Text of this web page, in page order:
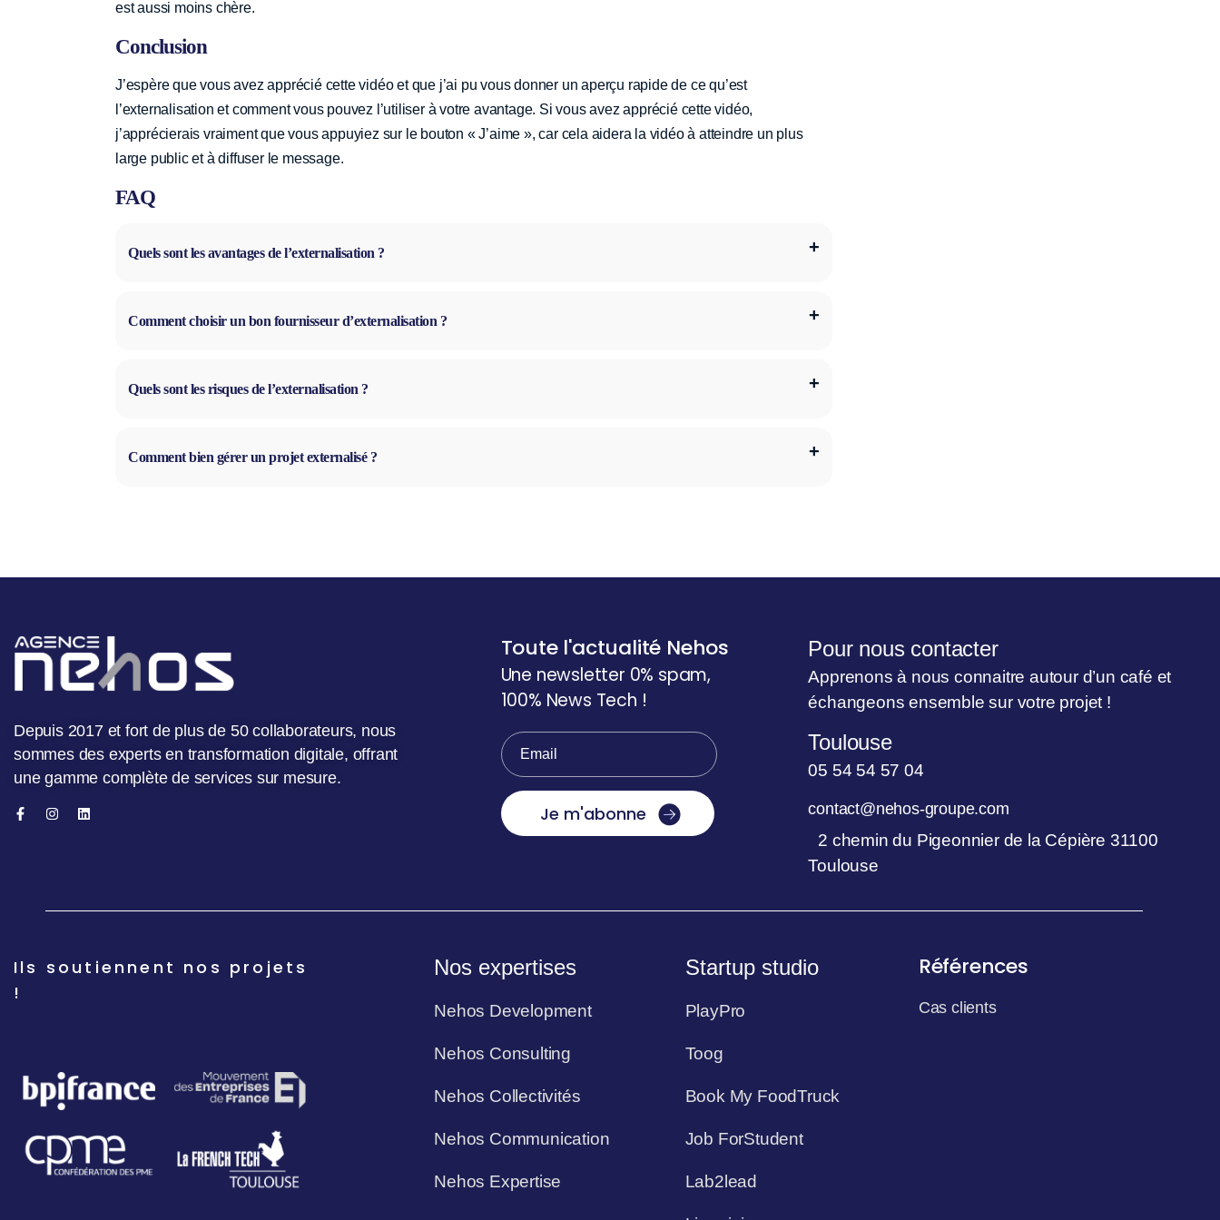
est aussi moins chère.
Conclusion
J’espère que vous avez apprécié cette vidéo et que j’ai pu vous donner un aperçu rapide de ce qu’est
l’externalisation et comment vous pouvez l’utiliser à votre avantage. Si vous avez apprécié cette vidéo,
j’apprécierais vraiment que vous appuyiez sur le bouton « J’aime », car cela aidera la vidéo à atteindre un plus
large public et à diffuser le message.
FAQ
Quels sont les avantages de l’externalisation ?
Comment choisir un bon fournisseur d’externalisation ?
Quels sont les risques de l’externalisation ?
Comment bien gérer un projet externalisé ?
Depuis 2017 et fort de plus de 50 collaborateurs, nous
sommes des experts en transformation digitale, offrant
une gamme complète de services sur mesure.
Toute l'actualité Nehos
Une newsletter 0% spam,
100% News Tech !
Je m'abonne
Pour nous contacter
Apprenons à nous connaitre autour d’un café et
échangeons ensemble sur votre projet !
Toulouse
05 54 54 57 04
contact@nehos-groupe.com
2 chemin du Pigeonnier de la Cépière 31100
Toulouse
Ils soutiennent nos projets
!
Nos expertises
Nehos Development
Nehos Consulting
Nehos Collectivités
Nehos Communication
Nehos Expertise
Startup studio
PlayPro
Toog
Book My FoodTruck
Job ForStudent
Lab2lead
Références
Cas clients